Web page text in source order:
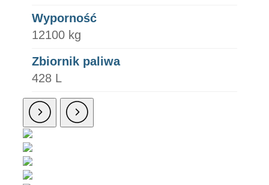
Wyporność
12100 kg
Zbiornik paliwa
428 L